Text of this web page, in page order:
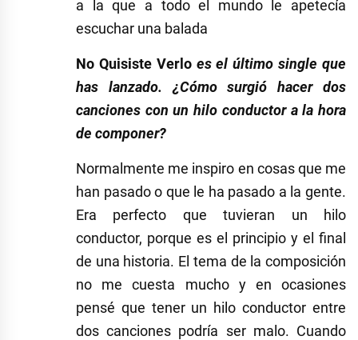
a la que a todo el mundo le apetecía
escuchar una balada
No Quisiste Verloes el último single que
has lanzado. ¿Cómo surgió hacer dos
canciones con un hilo conductor a la hora
de componer?
Normalmente me inspiro en cosas que me
han pasado o que le ha pasado a la gente.
Era perfecto que tuvieran un hilo
conductor, porque es el principio y el final
de una historia. El tema de la composición
no me cuesta mucho y en ocasiones
pensé que tener un hilo conductor entre
dos canciones podría ser malo. Cuando